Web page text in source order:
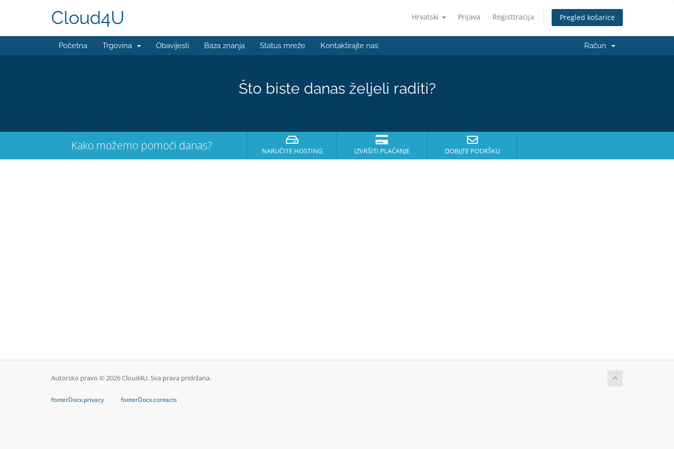
Hrvatski Prijava Registtracija Pregled košarice
Cloud4U
Početna Trgovina Obavijesti Baza znanja Status mreže Kontaktirajte nas Račun
Što biste danas željeli raditi?
Kako možemo pomoći danas? NARUČITE HOSTING IZVRŠITI PLAĆANJE DOBIJTE PODRŠKU
Autorsko pravo © 2026 Cloud4U. Sva prava pridržana.
footerDocx.privacy footerDocx.contacts